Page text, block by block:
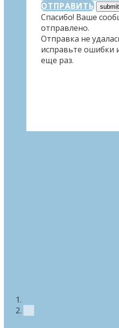
ОТПРАВИТЬ
Спасибо! Ваше
отправлено.
Отправка не
исправьте ошибки
еще раз.